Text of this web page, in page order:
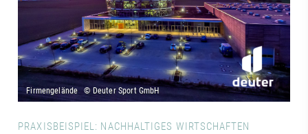
PRAXISBEISPIEL: NACHHALTIGES WIRTSCHAFTEN